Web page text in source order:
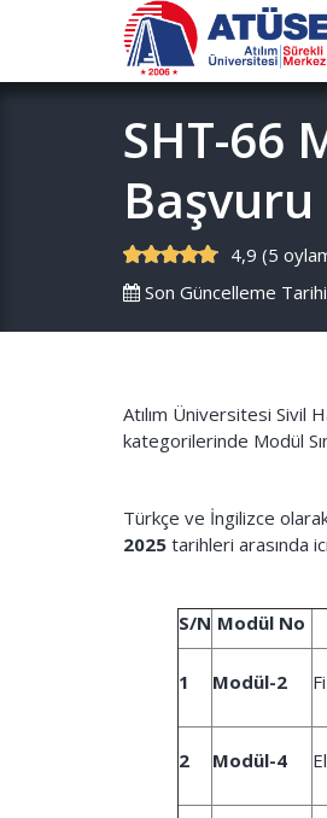
SHT-66
Başvuru
4,9 (5
Son Güncelleme
Atılım Üniversitesi Sivil
kategorilerinde Modül
Türkçe ve İngilizce
2025 tarihleri arasında
S/N Modül No
1 Modül-2
2 Modül-4